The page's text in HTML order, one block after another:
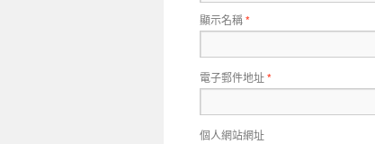
顯示名稱*
電子郵件地址*
個人網站網址